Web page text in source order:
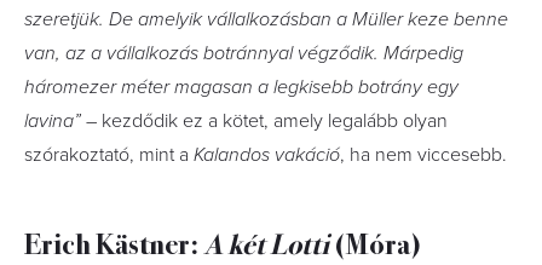
szeretjük. De amelyik vállalkozásban a Müller keze benne
van, az a vállalkozás botránnyal végződik. Márpedig
háromezer méter magasan a legkisebb botrány egy
lavina” – kezdődik ez a kötet, amely legalább olyan
szórakoztató, mint a Kalandos vakáció, ha nem viccesebb.
Erich Kästner:A ​két Lotti(Móra)